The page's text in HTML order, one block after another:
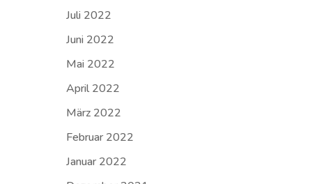
Juli 2022
Juni 2022
Mai 2022
April 2022
März 2022
Februar 2022
Januar 2022